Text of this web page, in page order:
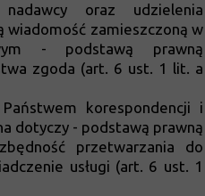
oraz udzielenia
wiadomość zamieszczoną w
- podstawą prawną
zgoda (art. 6 ust. 1 lit. a
korespondencji i
dotyczy - podstawą prawną
przetwarzania do
usługi (art. 6 ust. 1